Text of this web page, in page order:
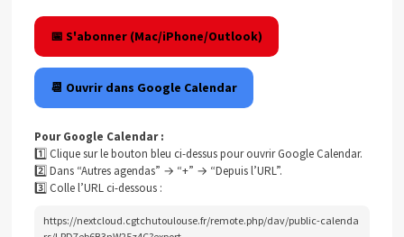
📅 S'abonner (Mac/iPhone/Outlook)
📆 Ouvrir dans Google Calendar
Pour Google Calendar :
1️⃣ Clique sur le bouton bleu ci-dessus pour ouvrir Google Calendar.
2️⃣ Dans “Autres agendas” → “+” → “Depuis l’URL”.
3️⃣ Colle l’URL ci-dessous :
https://nextcloud.cgtchutoulouse.fr/remote.php/dav/public-calenda